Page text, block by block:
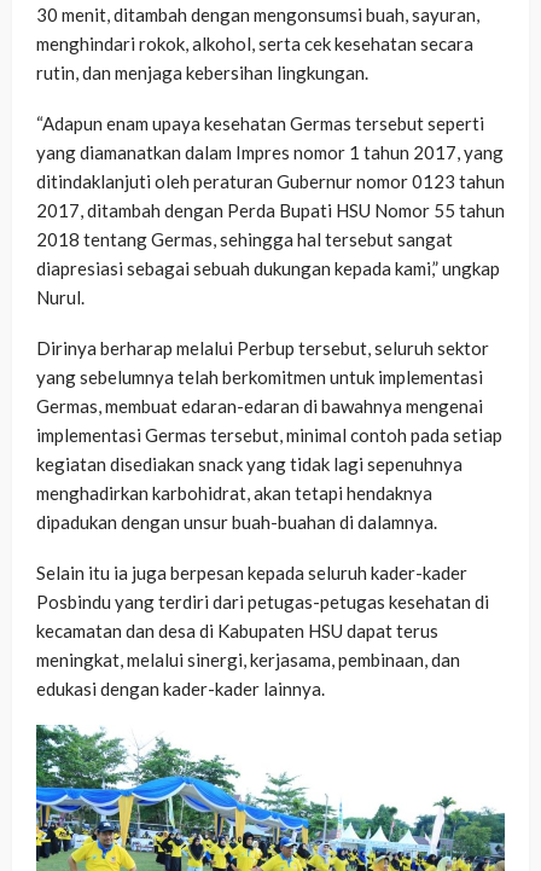
30 menit, ditambah dengan mengonsumsi buah, sayuran,
menghindari rokok, alkohol, serta cek kesehatan secara
rutin, dan menjaga kebersihan lingkungan.
“Adapun enam upaya kesehatan Germas tersebut seperti
yang diamanatkan dalam Impres nomor 1 tahun 2017, yang
ditindaklanjuti oleh peraturan Gubernur nomor 0123 tahun
2017, ditambah dengan Perda Bupati HSU Nomor 55 tahun
2018 tentang Germas, sehingga hal tersebut sangat
diapresiasi sebagai sebuah dukungan kepada kami,” ungkap
Nurul.
Dirinya berharap melalui Perbup tersebut, seluruh sektor
yang sebelumnya telah berkomitmen untuk implementasi
Germas, membuat edaran-edaran di bawahnya mengenai
implementasi Germas tersebut, minimal contoh pada setiap
kegiatan disediakan snack yang tidak lagi sepenuhnya
menghadirkan karbohidrat, akan tetapi hendaknya
dipadukan dengan unsur buah-buahan di dalamnya.
Selain itu ia juga berpesan kepada seluruh kader-kader
Posbindu yang terdiri dari petugas-petugas kesehatan di
kecamatan dan desa di Kabupaten HSU dapat terus
meningkat, melalui sinergi, kerjasama, pembinaan, dan
edukasi dengan kader-kader lainnya.